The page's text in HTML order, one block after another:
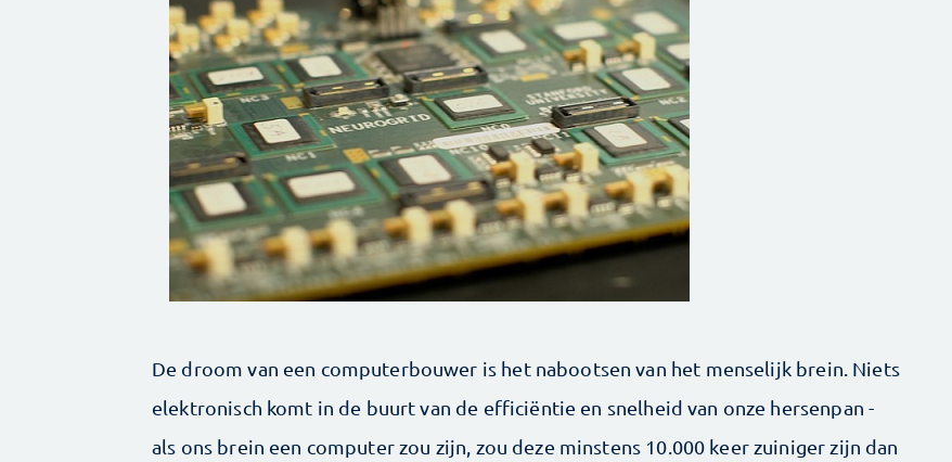
De droom van een computerbouwer is het nabootsen van het menselijk brein. Niets
elektronisch komt in de buurt van de efficiëntie en snelheid van onze hersenpan -
als ons brein een computer zou zijn, zou deze minstens 10.000 keer zuiniger zijn dan